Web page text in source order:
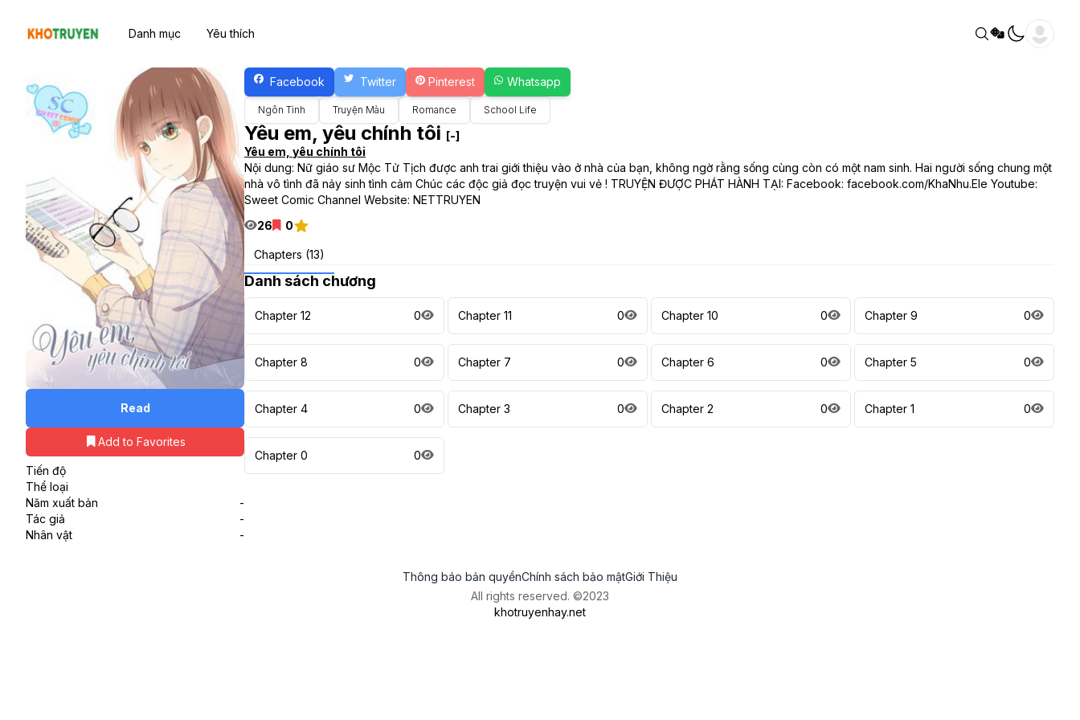
Danh mục Yêu thích
Read
Add to Favorites
Tiến độ
Thể loại
Năm xuất bản
-
Tác giả
-
Nhân vật
-
Facebook Twitter Pinterest Whatsapp
Ngôn Tình Truyện Màu Romance School Life
Yêu em, yêu chính tôi [-]
Yêu em, yêu chính tôi
Nội dung: Nữ giáo sư Mộc Tử Tịch được anh trai giới thiệu vào ở nhà của bạn, không ngờ rằng sống cùng còn có một nam sinh. Hai người sống chung một
nhà vô tình đã nảy sinh tình cảm Chúc các độc giả đọc truyện vui vẻ ! TRUYỆN ĐƯỢC PHÁT HÀNH TẠI: Facebook: facebook.com/KhaNhu.Ele Youtube:
Sweet Comic Channel Website: NETTRUYEN
26
0
Chapters (13)
Danh sách chương
Chapter 12 0 Chapter 11 0 Chapter 10 0 Chapter 9 0
Chapter 8 0 Chapter 7 0 Chapter 6 0 Chapter 5 0
Chapter 4 0 Chapter 3 0 Chapter 2 0 Chapter 1 0
Chapter 0 0
Thông báo bản quyềnChính sách bảo mậtGiới Thiệu
All rights reserved. ©2023
khotruyenhay.net